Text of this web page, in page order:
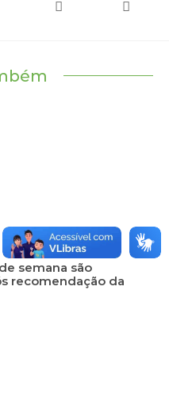
semana são
recomendação da